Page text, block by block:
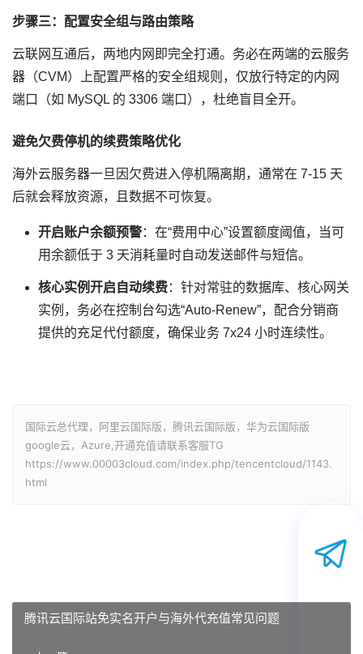
步骤三：配置安全组与路由策略
云联网互通后，两地内网即完全打通。务必在两端的云服务
器（CVM）上配置严格的安全组规则，仅放行特定的内网
端口（如 MySQL 的 3306 端口），杜绝盲目全开。
避免欠费停机的续费策略优化
海外云服务器一旦因欠费进入停机隔离期，通常在 7-15 天
后就会释放资源，且数据不可恢复。
开启账户余额预警：在“费用中心”设置额度阈值，当可
用余额低于 3 天消耗量时自动发送邮件与短信。
核心实例开启自动续费：针对常驻的数据库、核心网关
实例，务必在控制台勾选“Auto-Renew”，配合分销商
提供的充足代付额度，确保业务 7x24 小时连续性。
国际云总代理，阿里云国际版，腾讯云国际版，华为云国际版
google云，Azure,开通充值请联系客服TG
https://www.00003cloud.com/index.php/tencentcloud/1143.
html
腾讯云国际站免实名开户与海外代充值常见问题